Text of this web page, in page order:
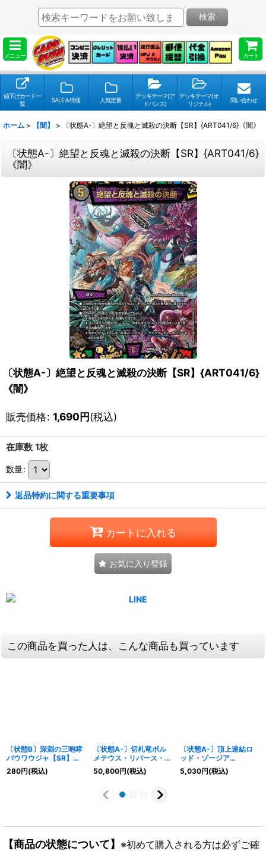
メニュー カート
検索
値下げカード一
覧
SALE＆特価 人気定番
デッキテーマ(ア
ドバンス)
デッキテーマ(オ
リジナル)
問い合わせ
ホーム > 【闇】 > 〔状態A-〕絶望と反魂と滅殺の決断【SR】{ART041/6}《闇》
〔状態A-〕絶望と反魂と滅殺の決断【SR】{ART041/6}
《闇》
〔状態A-〕絶望と反魂と滅殺の決断【SR】{ART041/6}
《闇》
販売価格: 1,690円(税込)
在庫数 1枚
数量:
返品特約に関する重要事項
カートに入れる
お気に入り登録
この商品を買った人は、こんな商品も買っています
〔状態B〕深淵の三咆哮
バウワウジャ【SR】
{22RP14A/20}《闇》
280円(税込)
〔状態A-〕切札竜ボル
メテウス・リバース・ド
ラゴン【DMR】
{26RP1DM1秘/DM1}
50,800円(税込)
〔状態A-〕頂上連結ロ
ッド・ゾージア
5th【SR】
{25EX3STR4/STR5}
5,030円(税込)
【商品の状態について】 ※初めて購入される方は必ずご確